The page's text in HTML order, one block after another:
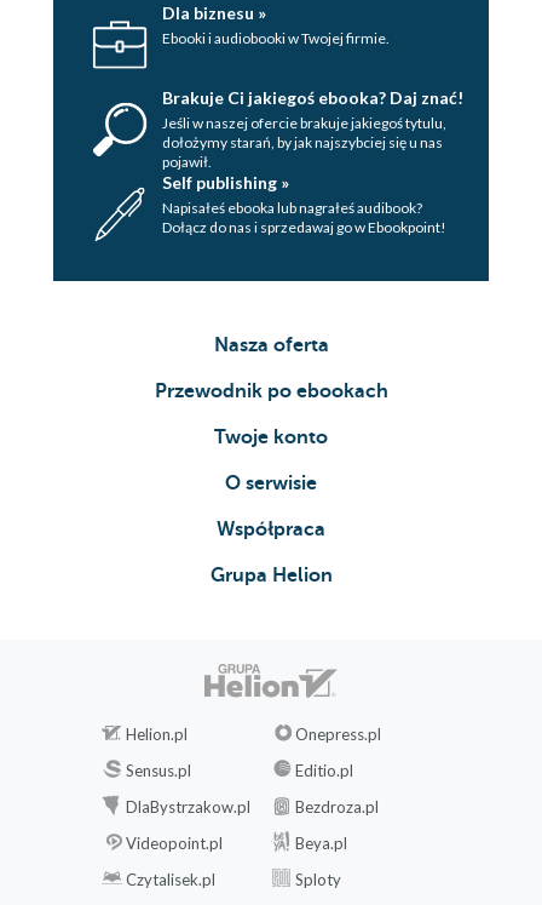
Dla biznesu »
Ebooki i audiobooki w Twojej firmie.
Brakuje Ci jakiegoś ebooka? Daj znać!
Jeśli w naszej ofercie brakuje jakiegoś tytulu,
dołożymy starań, by jak najszybciej się u nas
pojawił.
Self publishing »
Napisałeś ebooka lub nagrałeś audibook?
Dołącz do nas i sprzedawaj go w Ebookpoint!
Nasza oferta
Przewodnik po ebookach
Twoje konto
O serwisie
Współpraca
Grupa Helion
Helion.pl
Onepress.pl
Sensus.pl
Editio.pl
DlaBystrzakow.pl
Bezdroza.pl
Videopoint.pl
Beya.pl
Czytalisek.pl
Sploty